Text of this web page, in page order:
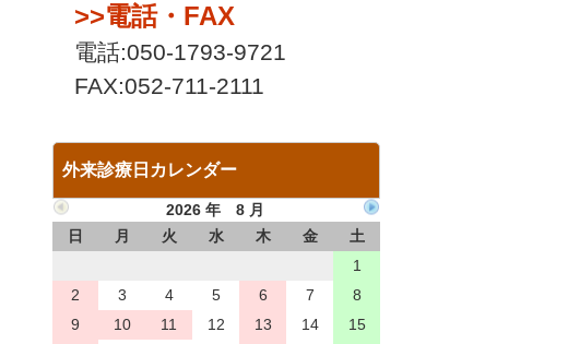
>>電話・FAX
電話:050-1793-9721
FAX:052-711-2111
外来診療日カレンダー
2026 年 8 月
日
月 火 水 木 金
土
1
2
3 4 5 6 7
8
9
10 11 12 13 14
15